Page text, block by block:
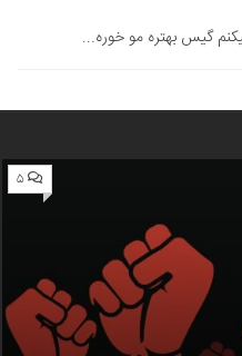
گیس بهتره مو خوره...
۵